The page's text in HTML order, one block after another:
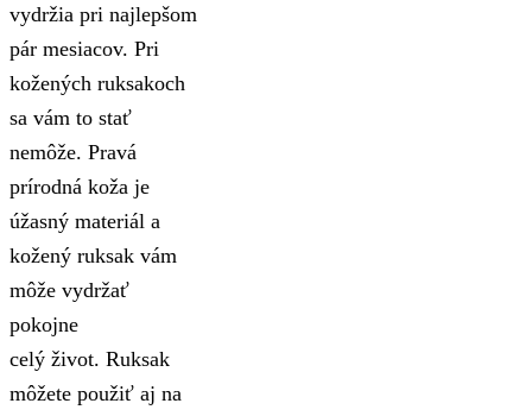
vydržia pri najlepšom
pár mesiacov. Pri
kožených ruksakoch
sa vám to stať
nemôže. Pravá
prírodná koža je
úžasný materiál a
kožený ruksak vám
môže vydržať
pokojne
celý život. Ruksak
môžete použiť aj na